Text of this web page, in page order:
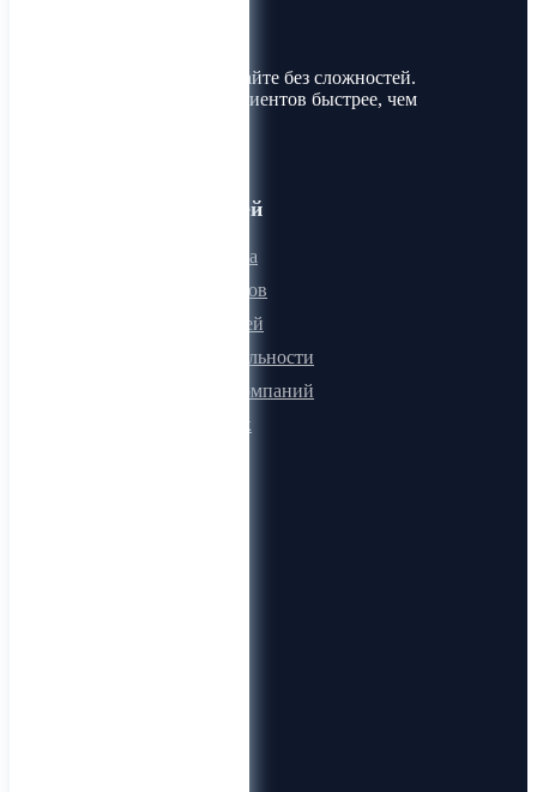
Покупайте и продавайте без сложностей.
Найдите товары и клиентов быстрее, чем
Для пользователей
Онлайн визитка
Для поставщиков
Для покупателей
Программа лояльности
Микроблоги компаний
Быстрый поиск